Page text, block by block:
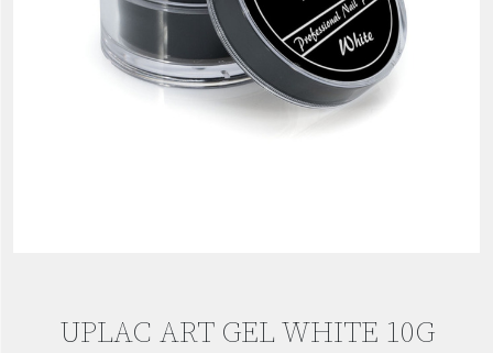
UPLAC ART GEL WHITE 10G